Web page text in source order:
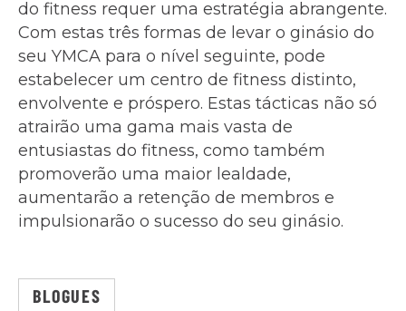
do fitness requer uma estratégia abrangente.
Com estas três formas de levar o ginásio do
seu YMCA para o nível seguinte, pode
estabelecer um centro de fitness distinto,
envolvente e próspero. Estas tácticas não só
atrairão uma gama mais vasta de
entusiastas do fitness, como também
promoverão uma maior lealdade,
aumentarão a retenção de membros e
impulsionarão o sucesso do seu ginásio.
BLOGUES